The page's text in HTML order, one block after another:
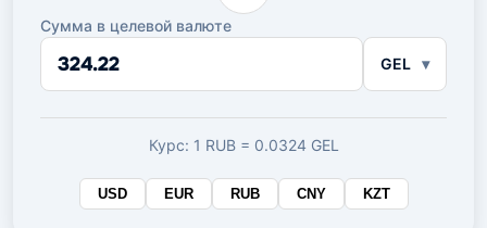
Сумма в целевой валюте
Сумма
целевой
валюте
GEL
Курс: 1 RUB = 0.0324 GEL
USD EUR RUB CNY KZT